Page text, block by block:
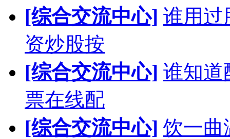
[综合交流中心] 谁用过
资炒股按
[综合交流中心] 谁知道
票在线配
[综合交流中心] 饮一曲